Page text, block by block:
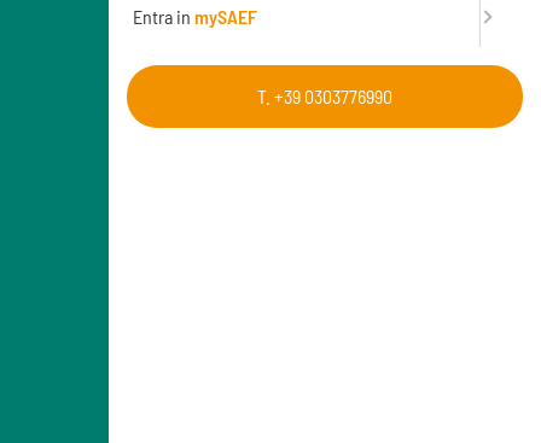
Entra in mySAEF
T. +39 0303776990